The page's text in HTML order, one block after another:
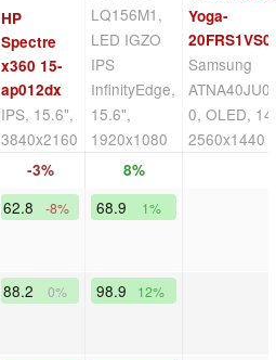
HP
Spectre
x360 15-
ap012dx
IPS, 15.6",
3840x2160
LQ156M1,
LED IGZO
IPS
InfinityEdge,
15.6",
1920x1080
Yoga-
Samsung
0, OLED,
2560x1440
-3% 8%
62.8 -8% 68.9 1%
88.2 0% 98.9 12%